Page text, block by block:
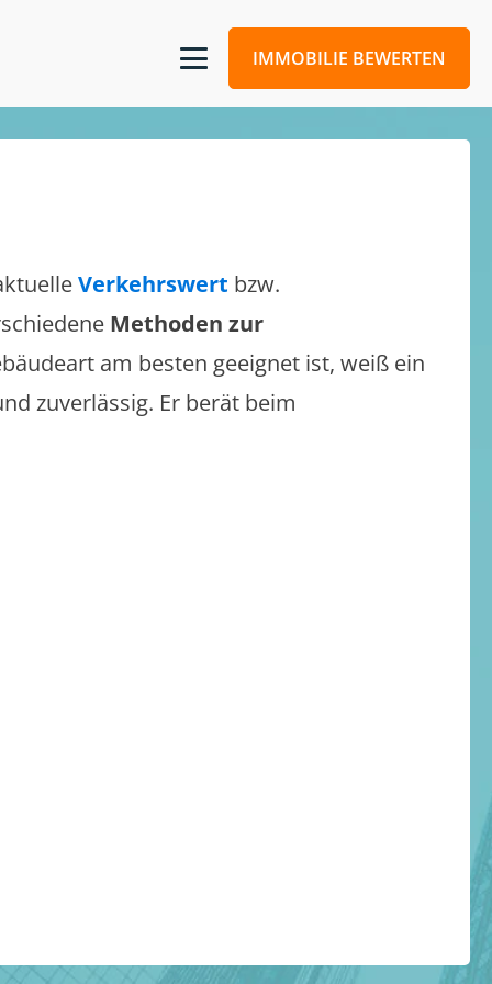
IMMOBILIE BEWERTEN
Verkehrswert bzw.
Methoden zur
am besten geeignet ist, weiß ein
zuverlässig. Er berät beim